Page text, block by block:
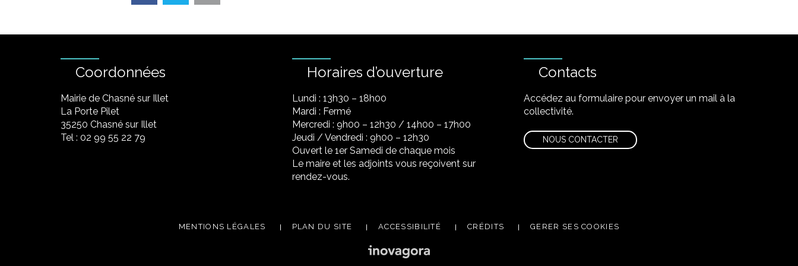
Coordonnées
Mairie de Chasné sur Illet
La Porte Pilet
35250 Chasné sur Illet
Tel : 02 99 55 22 79
Horaires d’ouverture
Lundi : 13h30 – 18h00
Mardi : Fermé
Mercredi : 9h00 – 12h30 / 14h00 – 17h00
Jeudi / Vendredi : 9h00 – 12h30
Ouvert le 1er Samedi de chaque mois
Le maire et les adjoints vous reçoivent sur
rendez-vous.
Contacts
Accédez au formulaire pour envoyer un mail à la
collectivité.
NOUS CONTACTER
MENTIONS LÉGALES PLAN DU SITE ACCESSIBILITÉ CRÉDITS GERER SES COOKIES